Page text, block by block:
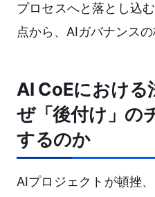
プロセスへと落とし込
点から、AIガバナンスの
AI CoEにおける
ぜ「後付け」の
するのか
AIプロジェクトが頓挫